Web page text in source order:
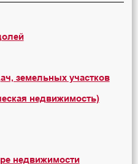
земельных участков
недвижимость)
недвижимости